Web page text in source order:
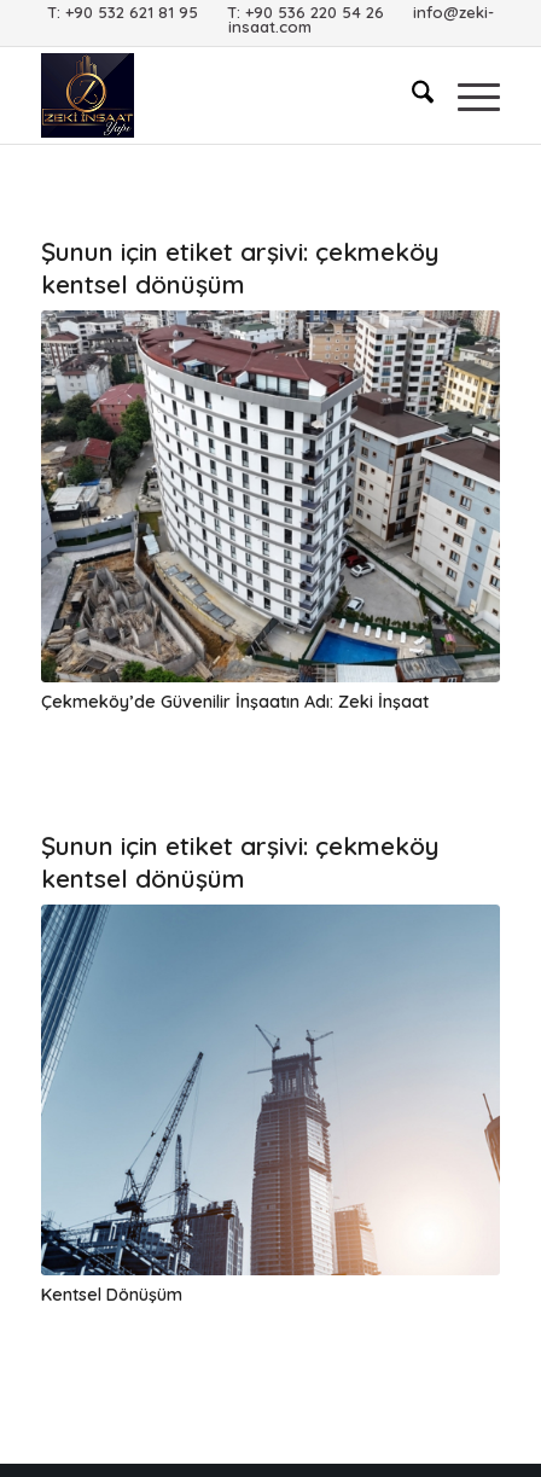
T: +90 532 621 81 95 T: +90 536 220 54 26 info@zeki-
insaat.com
Şunun için etiket arşivi: çekmeköy
kentsel dönüşüm
Çekmeköy’de Güvenilir İnşaatın Adı: Zeki İnşaat
Şunun için etiket arşivi: çekmeköy
kentsel dönüşüm
Kentsel Dönüşüm